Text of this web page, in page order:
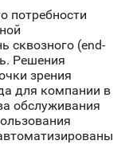
потребности
сквозного (end-
Решения
зрения
для компании в
обслуживания